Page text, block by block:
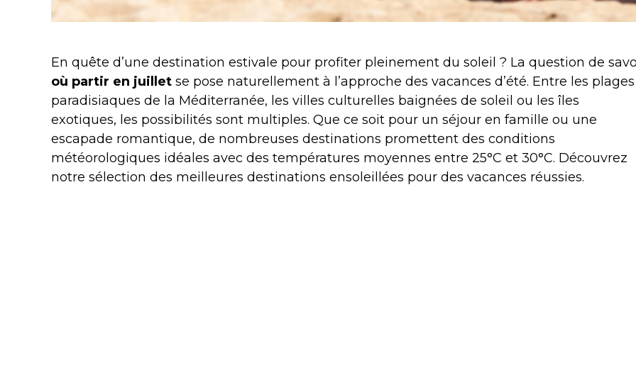
En quête d’une destination estivale pour profiter pleinement du soleil ? La question de
où partir en juillet se pose naturellement à l’approche des vacances d’été. Entre les plages
paradisiaques de la Méditerranée, les villes culturelles baignées de soleil ou les îles
exotiques, les possibilités sont multiples. Que ce soit pour un séjour en famille ou une
escapade romantique, de nombreuses destinations promettent des conditions
météorologiques idéales avec des températures moyennes entre 25°C et 30°C. Découvrez
notre sélection des meilleures destinations ensoleillées pour des vacances réussies.